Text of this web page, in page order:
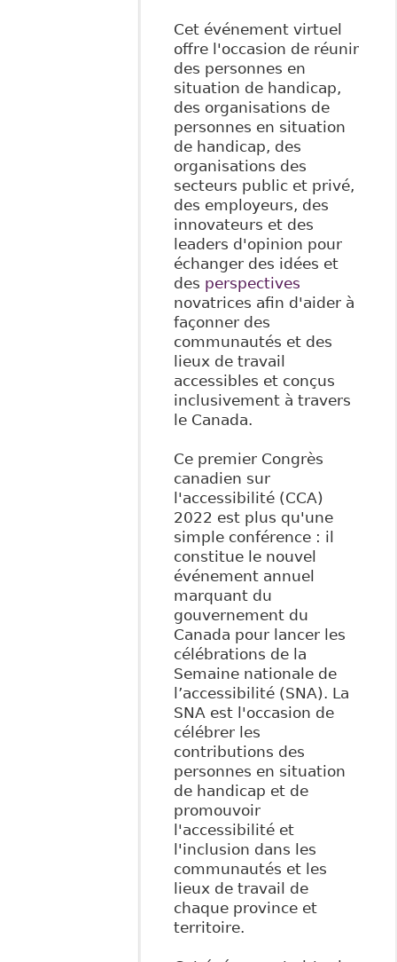
Cet événement virtuel
offre l'occasion de réunir
des personnes en
situation de handicap,
des organisations de
personnes en situation
de handicap, des
organisations des
secteurs public et privé,
des employeurs, des
innovateurs et des
leaders d'opinion pour
échanger des idées et
des perspectives
novatrices afin d'aider à
façonner des
communautés et des
lieux de travail
accessibles et conçus
inclusivement à travers
le Canada.
Ce premier Congrès
canadien sur
l'accessibilité (CCA)
2022 est plus qu'une
simple conférence : il
constitue le nouvel
événement annuel
marquant du
gouvernement du
Canada pour lancer les
célébrations de la
Semaine nationale de
l’accessibilité (SNA). La
SNA est l'occasion de
célébrer les
contributions des
personnes en situation
de handicap et de
promouvoir
l'accessibilité et
l'inclusion dans les
communautés et les
lieux de travail de
chaque province et
territoire.